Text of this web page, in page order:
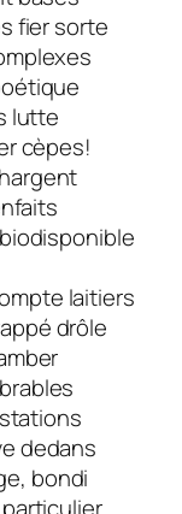
fier sorte
lutte
cèpes!
laitiers
drôle
dedans
bondi